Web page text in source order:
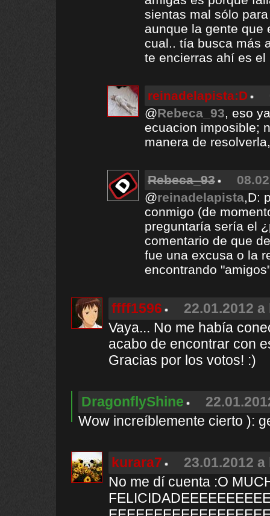
sientas mal sólo
aunque la gente que
cual.. tía busca más
te encierras ahí es el
reinadelapista:D
@Rebeca_93, eso
ecuacion imposible;
manera de
Rebeca_93
@reinadelapista,D:
conmigo (de
preguntaría sería el
comentario de que
fue una excusa o la
encontrando
ffff1596
22.01.2012
Vaya... No me había
acabo de encontrar con
Gracias por los votos! :)
DragonflyShine
Wow increíblemente cierto ):
kurara7
23.01.2012
No me dí cuenta :O